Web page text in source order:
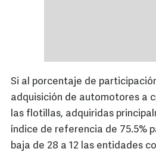
Si al porcentaje de
adquisición de automotores a
las flotillas, adquiridas
índice de referencia de 75.5%
baja de 28 a 12 las entidades